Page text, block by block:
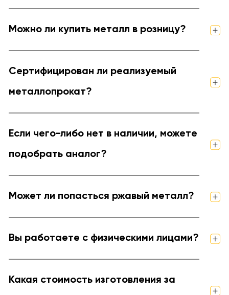
Можно ли купить металл в розницу?
Сертифицирован ли реализуемый
металлопрокат?
Если чего-либо нет в наличии, можете
подобрать аналог?
Может ли попасться ржавый металл?
Вы работаете с физическими лицами?
Какая стоимость изготовления за